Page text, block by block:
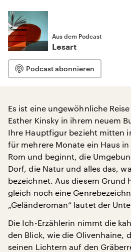
Aus dem Podcast
Lesart
Podcast abonnieren
Es ist eine ungewöhnliche
Esther Kinsky in ihrem neuem
Ihre Hauptfigur bezieht mitten
für mehrere Monate ein Haus
Rom und beginnt, die
Dorf, die Natur und alles das,
bezeichnet. Aus diesem Grund
gleich noch eine
„Geländeroman“ lautet der
Die Ich-Erzählerin nimmt die
den Blick, wie die Olivenhaine,
seinen Lichtern auf den